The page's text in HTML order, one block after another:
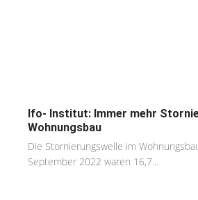
Ifo- Institut: Immer mehr
Wohnungsbau
Die Stornierungswelle im
September 2022 waren 16,7...